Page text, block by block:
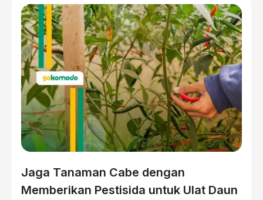
Jaga Tanaman Cabe dengan
Memberikan Pestisida untuk Ulat Daun